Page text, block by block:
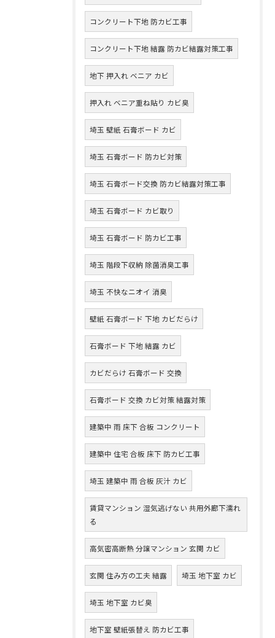
コンクリート下地 防カビ工事
コンクリート下地 結露 防カビ結露対策工事
地下 押入れ ベニア カビ
押入れ ベニア重ね貼り カビ臭
埼玉 壁紙 石膏ボード カビ
埼玉 石膏ボード 防カビ対策
埼玉 石膏ボード交換 防カビ結露対策工事
埼玉 石膏ボード カビ取り
埼玉 石膏ボード 防カビ工事
埼玉 階段下収納 除菌消臭工事
埼玉 不快なニオイ 消臭
壁紙 石膏ボード 下地 カビだらけ
石膏ボード 下地 結露 カビ
カビだらけ 石膏ボード 交換
石膏ボード 交換 カビ対策 結露対策
建築中 雨 床下 合板 コンクリート
建築中 住宅 合板 床下 防カビ工事
埼玉 建築中 雨 合板 灰汁 カビ
賃貸マンション 湿気逃げない 共用外廊下濡れ
る
高気密高断熱 分譲マンション 玄関 カビ
玄関 住み方の工夫 結露 埼玉 地下室 カビ
埼玉 地下室 カビ臭
地下室 壁紙張替え 防カビ工事